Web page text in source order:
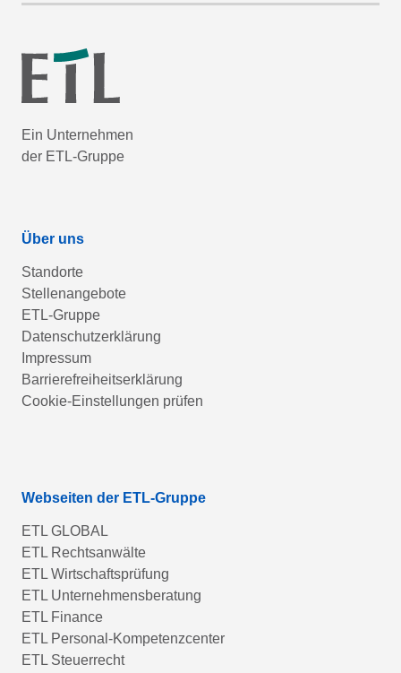
Ein Unternehmen
der ETL-Gruppe
Über uns
Standorte
Stellenangebote
ETL-Gruppe
Datenschutzerklärung
Impressum
Barrierefreiheitserklärung
Cookie-Einstellungen prüfen
Webseiten der ETL-Gruppe
ETL GLOBAL
ETL Rechtsanwälte
ETL Wirtschaftsprüfung
ETL Unternehmensberatung
ETL Finance
ETL Personal-Kompetenzcenter
ETL Steuerrecht